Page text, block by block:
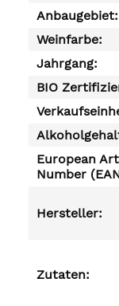
Anbaugebiet:
Weinfarbe:
Jahrgang:
BIO
European
Number
Hersteller:
Zutaten: